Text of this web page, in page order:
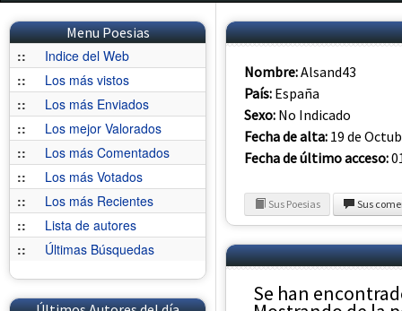
Menu Poesias
::
Indice del Web
::
Los más vistos
::
Los más Enviados
::
Los mejor Valorados
::
Los más Comentados
::
Los más Votados
::
Los más Recientes
::
Lista de autores
::
Últimas Búsquedas
Nombre:Alsand43
País: España
Sexo: No Indicado
Fecha de alta: 19 de
Fecha de último acceso:
Sus Poesias Sus
Se han